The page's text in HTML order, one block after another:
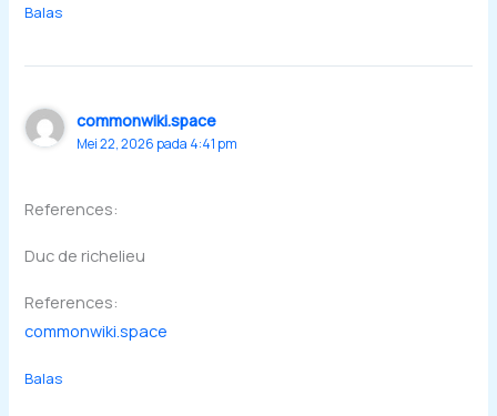
Balas
commonwiki.space
Mei 22, 2026 pada 4:41 pm
References:
Duc de richelieu
References:
commonwiki.space
Balas